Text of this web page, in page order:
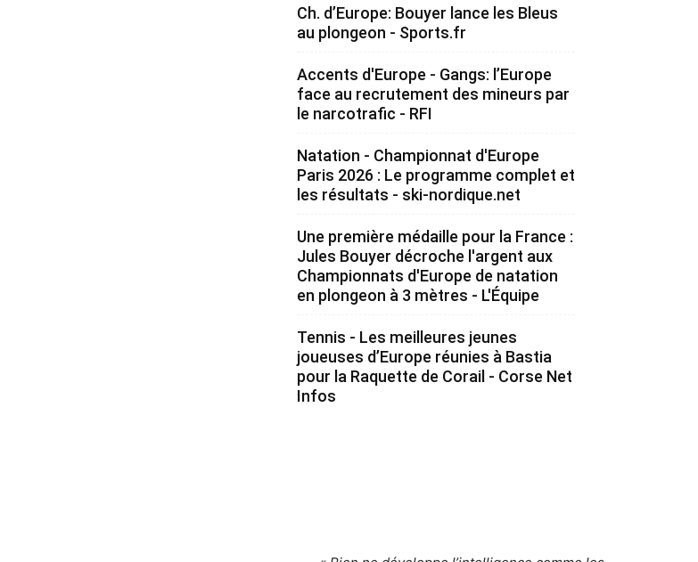
Ch. d’Europe: Bouyer lance les Bleus
au plongeon - Sports.fr
Accents d'Europe - Gangs: l’Europe
face au recrutement des mineurs par
le narcotrafic - RFI
Natation - Championnat d'Europe
Paris 2026 : Le programme complet et
les résultats - ski-nordique.net
Une première médaille pour la France :
Jules Bouyer décroche l'argent aux
Championnats d'Europe de natation
en plongeon à 3 mètres - L'Équipe
Tennis - Les meilleures jeunes
joueuses d’Europe réunies à Bastia
pour la Raquette de Corail - Corse Net
Infos